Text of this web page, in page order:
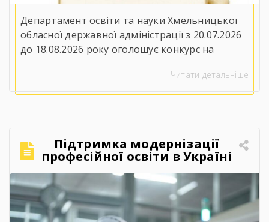
Департамент освіти та науки Хмельницької
обласної державної адміністрації з 20.07.2026
до 18.08.2026 року оголошує конкурс на
Державного навчального закладу
«Ярмолинецький агропромисловий центр
участі у конкурсі запрошуються особи, які
вільно володіють державною мовою, мають
вищу освіту другого рівня за […]
Читати детальніше
Підтримка модернізації
професійної освіти в Україні